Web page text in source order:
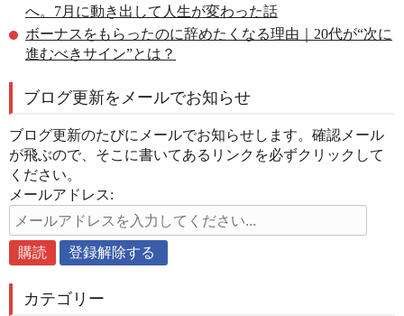
へ。7月に動き出して人生が変わった話
ボーナスをもらったのに辞めたくなる理由｜20代が“次に
進むべきサイン”とは？
ブログ更新をメールでお知らせ
ブログ更新のたびにメールでお知らせします。確認メール
が飛ぶので、そこに書いてあるリンクを必ずクリックして
ください。
メールアドレス:
カテゴリー